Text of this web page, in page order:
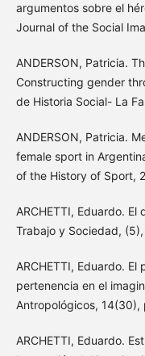
argumentos sobre el
Journal of the Social
ANDERSON, Patricia.
Constructing gender
de Historia Social- La
ANDERSON, Patricia.
female sport in
of the History of Sport,
ARCHETTI, Eduardo.
Trabajo y Sociedad,
ARCHETTI, Eduardo.
pertenencia en el
Antropológicos,
ARCHETTI, Eduardo.